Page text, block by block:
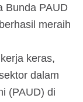
Bunda PAUD
meraih
keras,
dalam
(PAUD) di